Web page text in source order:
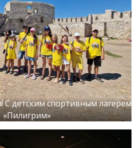
С детским спортивным лагерем
«Пилигрим»